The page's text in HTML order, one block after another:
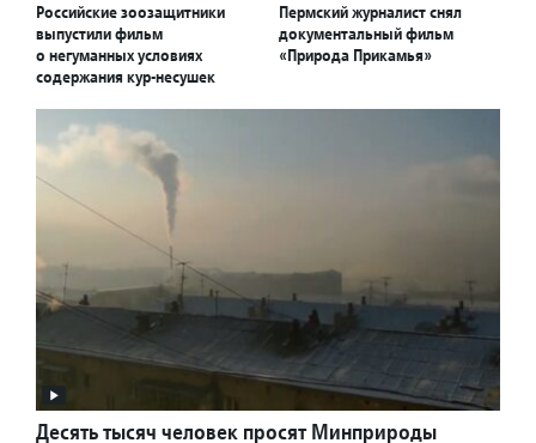
Российские зоозащитники
выпустили фильм
о негуманных условиях
содержания кур-несушек
Пермский журналист снял
документальный фильм
«Природа Прикамья»
Десять тысяч человек просят Минприроды